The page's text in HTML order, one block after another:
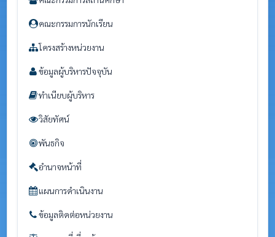
คณะกรรมการนักเรียน
โครงสร้างหน่วยงาน
ข้อมูลผู้บริหารปัจจุบัน
ทำเนียบผู้บริหาร
วิสัยทัศน์
พันธกิจ
อำนาจหน้าที่
แผนการดำเนินงาน
ข้อมูลติดต่อหน่วยงาน